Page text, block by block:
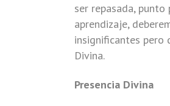
ser repasada,
aprendizaje,
insignificantes pero
Divina.
Presencia Divina